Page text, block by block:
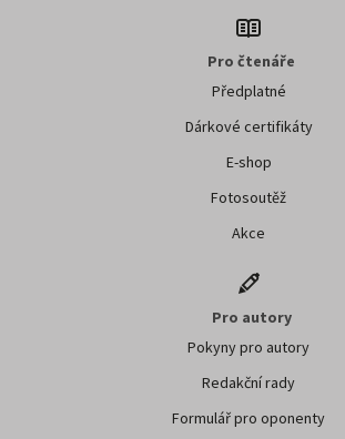
Pro čtenáře
Předplatné
Dárkové certifikáty
E-shop
Fotosoutěž
Akce
Pro autory
Pokyny pro autory
Redakční rady
Formulář pro oponenty